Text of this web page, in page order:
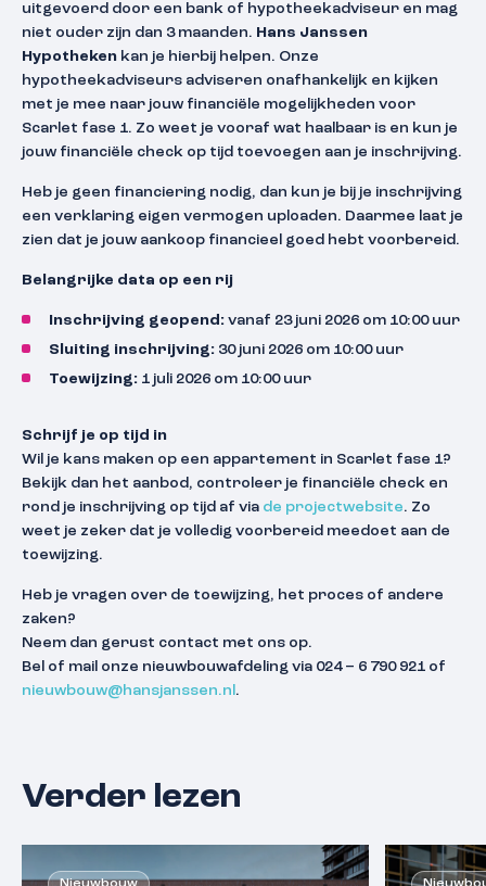
uitgevoerd door een bank of hypotheekadviseur en mag
niet ouder zijn dan 3 maanden. Hans Janssen
Hypotheken kan je hierbij helpen. Onze
hypotheekadviseurs adviseren onafhankelijk en kijken
met je mee naar jouw financiële mogelijkheden voor
Scarlet fase 1. Zo weet je vooraf wat haalbaar is en kun je
jouw financiële check op tijd toevoegen aan je inschrijving.
Heb je geen financiering nodig, dan kun je bij je inschrijving
een verklaring eigen vermogen uploaden. Daarmee laat je
zien dat je jouw aankoop financieel goed hebt voorbereid.
Belangrijke data op een rij
Inschrijving geopend: vanaf 23 juni 2026 om 10:00 uur
Sluiting inschrijving: 30 juni 2026 om 10:00 uur
Toewijzing: 1 juli 2026 om 10:00 uur
Schrijf je op tijd in
Wil je kans maken op een appartement in Scarlet fase 1?
Bekijk dan het aanbod, controleer je financiële check en
rond je inschrijving op tijd af via de projectwebsite. Zo
weet je zeker dat je volledig voorbereid meedoet aan de
toewijzing.
Heb je vragen over de toewijzing, het proces of andere
zaken?
Neem dan gerust contact met ons op.
Bel of mail onze nieuwbouwafdeling via 024 – 6 790 921 of
nieuwbouw@hansjanssen.nl .
Verder lezen